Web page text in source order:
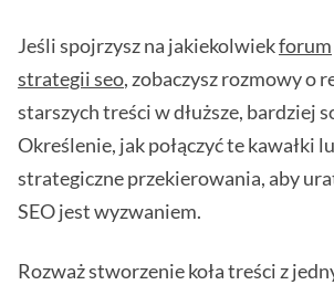
Jeśli spojrzysz na jakiekolwiekforum
strategii seo, zobaczysz rozmowy o
starszych treści w dłuższe, bardziej
Określenie, jak połączyć te kawałki
strategiczne przekierowania, aby
SEO jest wyzwaniem.
Rozważ stworzenie koła treści z